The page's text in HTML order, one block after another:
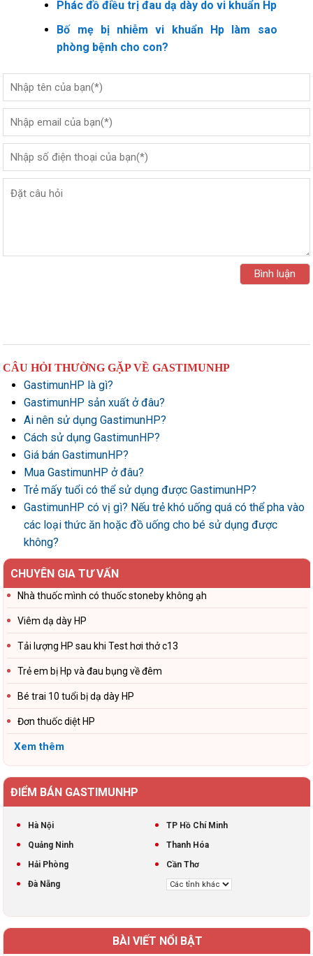
Phác đồ điều trị đau dạ dày do vi khuẩn Hp
Bố mẹ bị nhiễm vi khuẩn Hp làm sao
phòng bệnh cho con?
CÂU HỎI THƯỜNG GẶP VỀ GASTIMUNHP
GastimunHP là gì?
GastimunHP sản xuất ở đâu?
Ai nên sử dụng GastimunHP?
Cách sử dụng GastimunHP?
Giá bán GastimunHP?
Mua GastimunHP ở đâu?
Trẻ mấy tuổi có thể sử dụng được GastimunHP?
GastimunHP có vị gì? Nếu trẻ khó uống quá có thể pha vào
các loại thức ăn hoặc đồ uống cho bé sử dụng được
không?
CHUYÊN GIA TƯ VẤN
Nhà thuốc mình có thuốc stoneby không ạh
Viêm dạ dày HP
Tải lượng HP sau khi Test hơi thở c13
Trẻ em bị Hp và đau bụng về đêm
Bé trai 10 tuổi bị dạ dày HP
Đơn thuốc diệt HP
Xem thêm
ĐIỂM BÁN GASTIMUNHP
Hà Nội
TP Hồ Chí Minh
Quảng Ninh
Thanh Hóa
Hải Phòng
Cần Thơ
Đà Nẵng
BÀI VIẾT NỔI BẬT